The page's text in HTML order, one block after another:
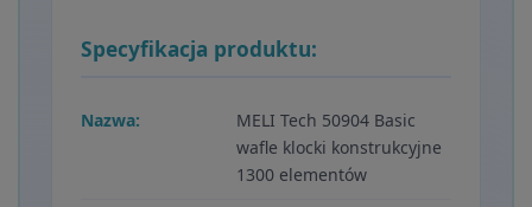
Specyfikacja produktu:
Nazwa:
MELI Tech 50904 Basic
wafle klocki konstrukcyjne
1300 elementów